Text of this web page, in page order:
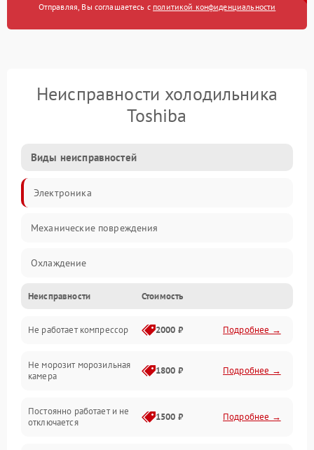
Отправляя, Вы соглашаетесь с политикой конфиденциальности
Неисправности холодильника
Toshiba
Виды неисправностей
Электроника
Механические повреждения
Охлаждение
Механика
Электропитание
Дренаж
Неисправности Стоимость
Не работает компрессор 2000 ₽ Подробнее →
Не морозит морозильная
камера
1800 ₽ Подробнее →
Постоянно работает и не
отключается
1500 ₽ Подробнее →